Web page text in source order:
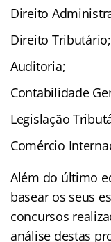
Direito
Direito Tributário;
Auditoria;
Contabilidade
Legislação
Comércio
Além do último
basear os seus
concursos
análise destas